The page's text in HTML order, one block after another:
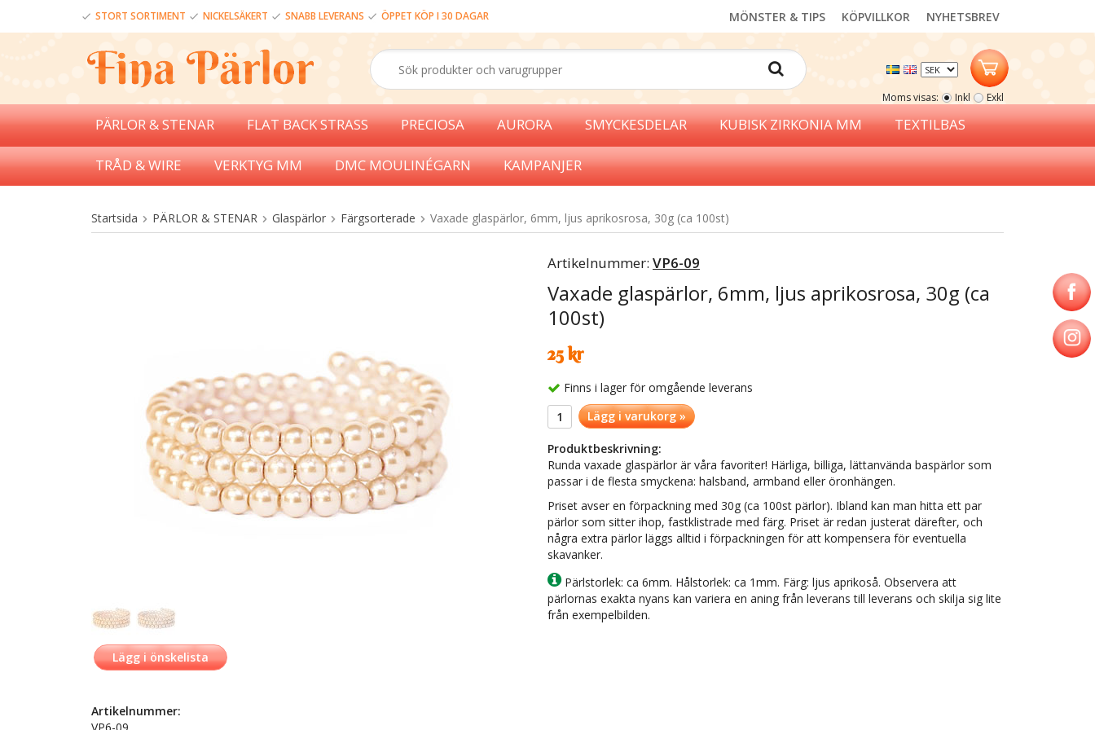
STORT SORTIMENT NICKELSÄKERT SNABB LEVERANS ÖPPET KÖP I 30 DAGAR NYHETSBREV
KÖPVILLKOR
MÖNSTER & TIPS
Moms visas: Inkl Exkl
PÄRLOR & STENAR FLAT BACK STRASS PRECIOSA AURORA SMYCKESDELAR KUBISK ZIRKONIA MM TEXTILBAS
TRÅD & WIRE VERKTYG MM DMC MOULINÉGARN KAMPANJER
Startsida PÄRLOR & STENAR Glaspärlor Färgsorterade Vaxade glaspärlor, 6mm, ljus aprikosrosa, 30g (ca 100st)
Artikelnummer: VP6-09
Vaxade glaspärlor, 6mm, ljus aprikosrosa, 30g (ca
100st)
25 kr
Finns i lager för omgående leverans
Lägg i varukorg »
Produktbeskrivning:
Runda vaxade glaspärlor är våra favoriter! Härliga, billiga, lättanvända baspärlor som
passar i de flesta smyckena: halsband, armband eller öronhängen.
Priset avser en förpackning med 30g (ca 100st pärlor). Ibland kan man hitta ett par
pärlor som sitter ihop, fastklistrade med färg. Priset är redan justerat därefter, och
några extra pärlor läggs alltid i förpackningen för att kompensera för eventuella
skavanker.
Pärlstorlek: ca 6mm. Hålstorlek: ca 1mm. Färg: ljus aprikoså. Observera att
pärlornas exakta nyans kan variera en aning från leverans till leverans och skilja sig lite
från exempelbilden.
Lägg i önskelista
Artikelnummer: